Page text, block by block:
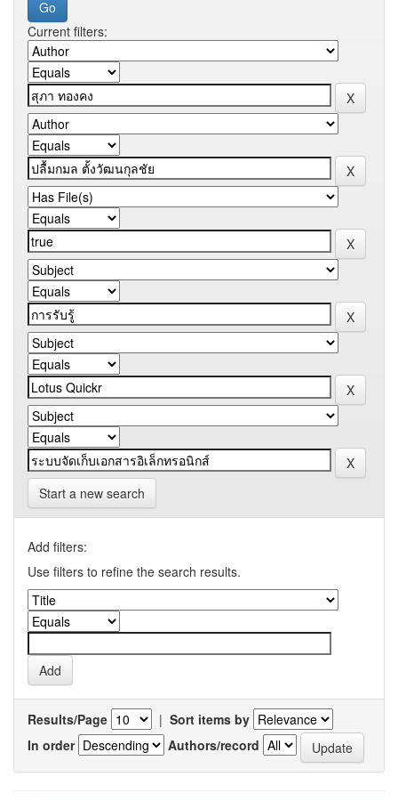
Current filters:
Start a new search
Add filters:
Use filters to refine the search results.
Results/Page | Sort items by
In order
Authors/record